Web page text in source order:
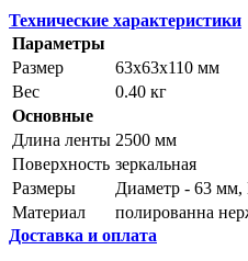
Технические характеристики
Параметры
Размер
63x63x110 мм
Вес
0.40 кг
Основные
Длина ленты 2500 мм
Поверхность зеркальная
Размеры
Диаметр - 63 мм,
Материал
полированна
Доставка и оплата